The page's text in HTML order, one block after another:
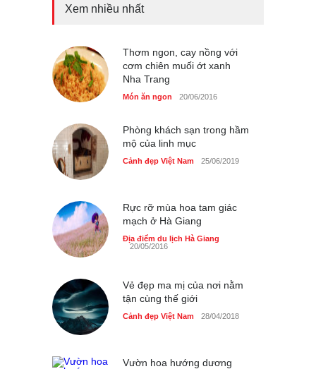
Cảnh đẹp Việt Nam 25/04/2020
Nhiều hoạt động tôn vinh
nhà giáo tại Đầm Sen
Xem nhiều nhất
Thơm ngon, cay nồng với
cơm chiên muối ớt xanh
Nha Trang
Món ăn ngon 20/06/2016
Phòng khách sạn trong hầm
mộ của linh mục
Cảnh đẹp Việt Nam 25/06/2019
Rực rỡ mùa hoa tam giác
mạch ở Hà Giang
Địa điểm du lịch Hà Giang
20/05/2016
Vẻ đẹp ma mị của nơi nằm
tận cùng thế giới
Cảnh đẹp Việt Nam 28/04/2018
Vườn hoa hướng dương